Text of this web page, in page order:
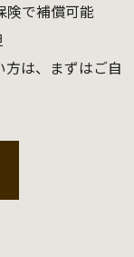
険で補償可能
は、まずはご自